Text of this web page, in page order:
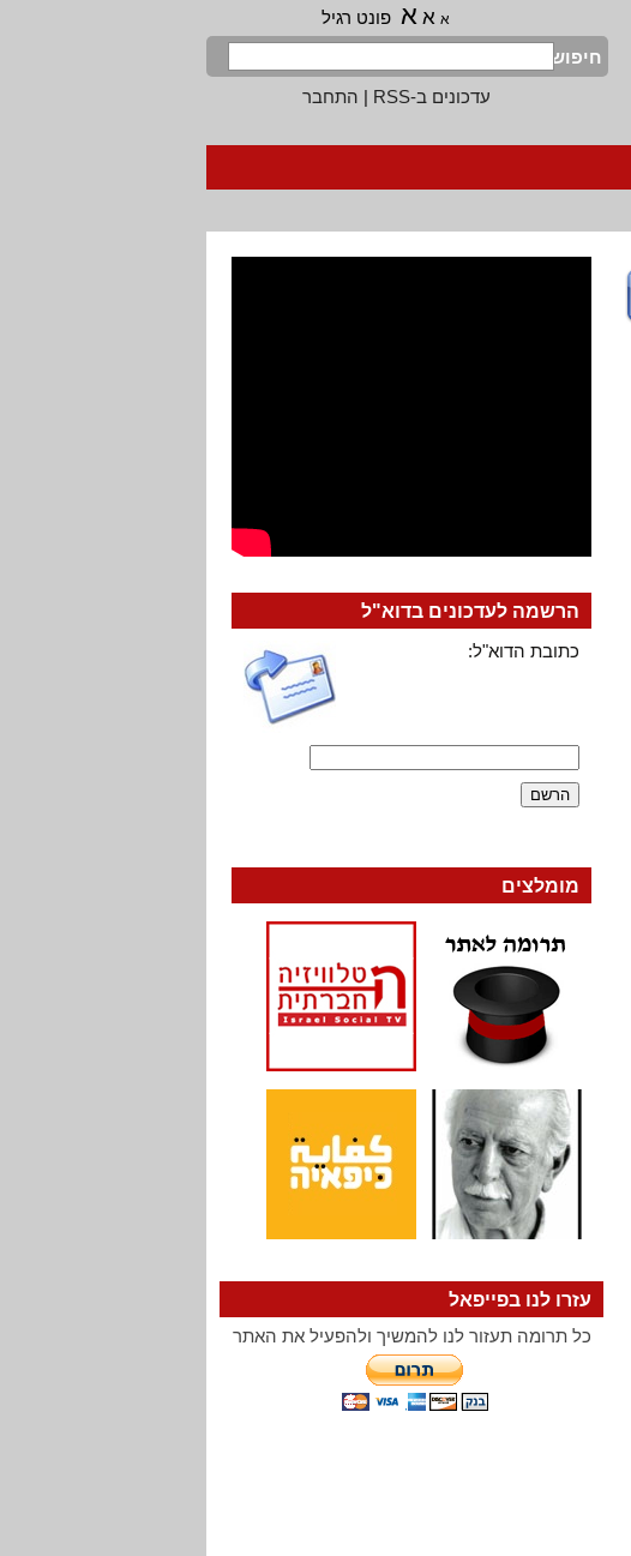
א א א פונט רגיל
חיפוש
עדכונים ב-RSS
| התחבר
הרשמה לעדכונים בדוא"ל
כתובת הדוא"ל:
מומלצים
עזרו לנו בפייפאל
כל תרומה תעזור לנו להמשיך ולהפעיל את האתר